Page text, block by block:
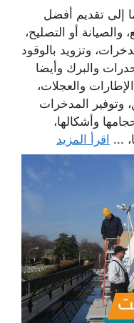
إلى تقديم أفضل
أو التصليح،
وتزويد بالوقود
والبرك وأيضا
والعجلات،
وتوفير المدخرات
وأشكالها،
... اقرأ المزيد